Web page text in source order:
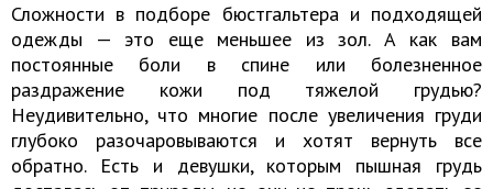
Сложности в подборе бюстгальтера и подходящей
одежды — это еще меньшее из зол. А как вам
постоянные боли в спине или болезненное
раздражение кожи под тяжелой грудью?
Неудивительно, что многие после увеличения груди
глубоко разочаровываются и хотят вернуть все
обратно. Есть и девушки, которым пышная грудь